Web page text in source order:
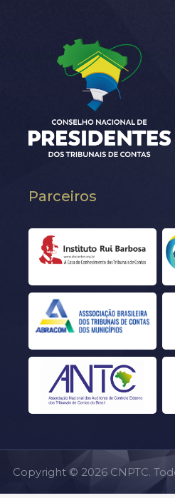
Parceiros
Copyright © 2026 CNPTC.